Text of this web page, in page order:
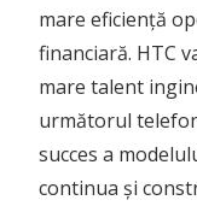
mare eficiență
financiară. HTC
mare talent
următorul
succes a
continua și